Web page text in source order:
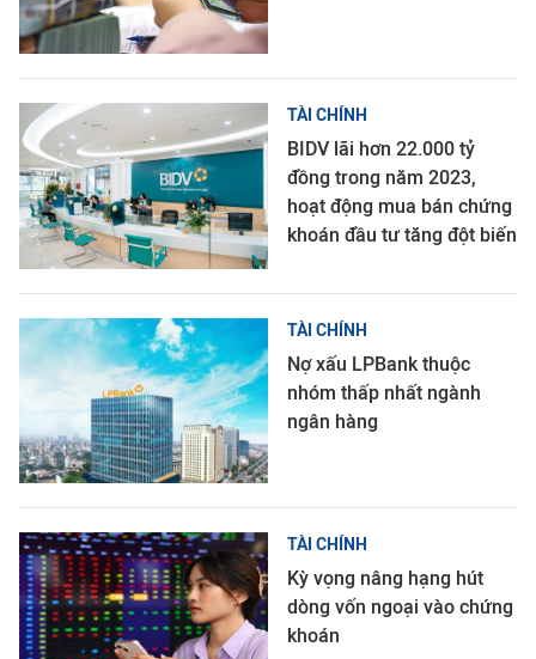
TÀI CHÍNH
BIDV lãi hơn 22.000 tỷ
đồng trong năm 2023,
hoạt động mua bán chứng
khoán đầu tư tăng đột biến
TÀI CHÍNH
Nợ xấu LPBank thuộc
nhóm thấp nhất ngành
ngân hàng
TÀI CHÍNH
Kỳ vọng nâng hạng hút
dòng vốn ngoại vào chứng
khoán